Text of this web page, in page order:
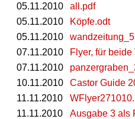
05.11.2010
all.pdf
05.11.2010
Köpfe.odt
05.11.2010
07.11.2010
Flyer, für
07.11.2010
10.11.2010
Castor Guide
11.11.2010
11.11.2010
Ausgabe 3 als